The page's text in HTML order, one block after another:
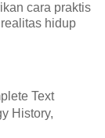
cara praktis
hidup
Text
History,